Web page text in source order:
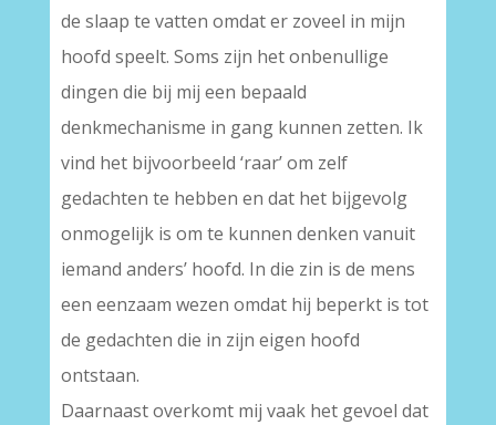
de slaap te vatten omdat er zoveel in mijn
hoofd speelt. Soms zijn het onbenullige
dingen die bij mij een bepaald
denkmechanisme in gang kunnen zetten. Ik
vind het bijvoorbeeld ‘raar’ om zelf
gedachten te hebben en dat het bijgevolg
onmogelijk is om te kunnen denken vanuit
iemand anders’ hoofd. In die zin is de mens
een eenzaam wezen omdat hij beperkt is tot
de gedachten die in zijn eigen hoofd
ontstaan.
Daarnaast overkomt mij vaak het gevoel dat